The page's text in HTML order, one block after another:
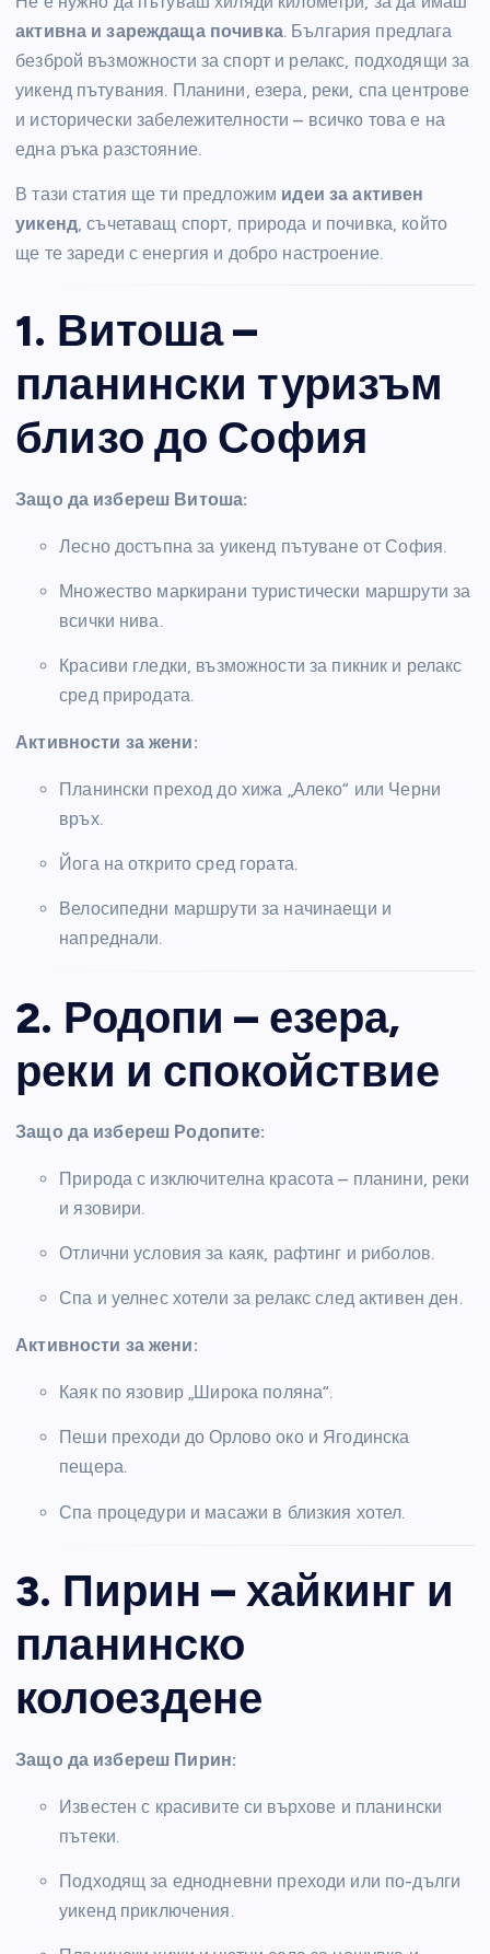
активна и зареждаща почивка. България предлага
безброй възможности за спорт и релакс, подходящи за
уикенд пътувания. Планини, езера, реки, спа центрове
и исторически забележителности – всичко това е на
една ръка разстояние.
В тази статия ще ти предложим идеи за активен
уикенд, съчетаващ спорт, природа и почивка, който
ще те зареди с енергия и добро настроение.
1. Витоша –
планински туризъм
близо до София
Защо да избереш Витоша:
Лесно достъпна за уикенд пътуване от София.
Множество маркирани туристически маршрути за
всички нива.
Красиви гледки, възможности за пикник и релакс
сред природата.
Активности за жени:
Планински преход до хижа „Алеко“ или Черни
връх.
Йога на открито сред гората.
Велосипедни маршрути за начинаещи и
напреднали.
2. Родопи – езера,
реки и спокойствие
Защо да избереш Родопите:
Природа с изключителна красота – планини, реки
и язовири.
Отлични условия за каяк, рафтинг и риболов.
Спа и уелнес хотели за релакс след активен ден.
Активности за жени:
Каяк по язовир „Широка поляна“.
Пеши преходи до Орлово око и Ягодинска
пещера.
Спа процедури и масажи в близкия хотел.
3. Пирин – хайкинг и
планинско
колоездене
Защо да избереш Пирин:
Известен с красивите си върхове и планински
пътеки.
Подходящ за еднодневни преходи или по-дълги
уикенд приключения.